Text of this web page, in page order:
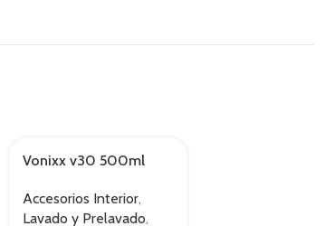
Vonixx v30 500ml
Accesorios Interior,
Lavado y Prelavado,